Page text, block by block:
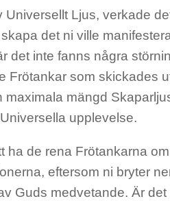
Universellt Ljus, verkade
det ni ville
det inte fanns några
Frötankar som skickades
maximala mängd
upplevelse.
ha de rena Frötankarna
eftersom ni bryter
Guds medvetande. Är